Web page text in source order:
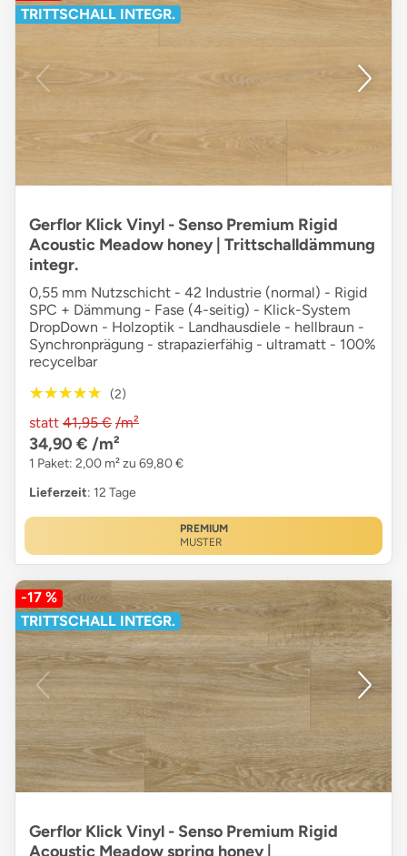
TRITTSCHALL INTEGR.
Gerflor Klick Vinyl - Senso Premium Rigid
Acoustic Meadow honey | Trittschalldämmung
integr.
0,55 mm Nutzschicht - 42 Industrie (normal) - Rigid
SPC + Dämmung - Fase (4-seitig) - Klick-System
DropDown - Holzoptik - Landhausdiele - hellbraun -
Synchronprägung - strapazierfähig - ultramatt - 100%
recycelbar
★★★★★
★★★★★ (2)
statt 41,95 € /m²
34,90 € /m²
1 Paket: 2,00 m² zu 69,80 €
Lieferzeit: 12 Tage
PREMIUM
MUSTER
-17 %
TRITTSCHALL INTEGR.
Gerflor Klick Vinyl - Senso Premium Rigid
Acoustic Meadow spring honey |